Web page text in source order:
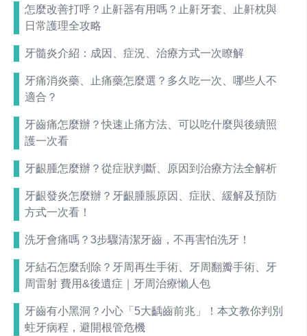
怎麼改善打呼？止鼾器有用嗎？止鼾牙套、止鼾枕與
日常護理全攻略
牙髓炎介紹：成因、症況、治療方式一次瞭解
牙痛消炎藥、止痛藥怎麼選？多久吃一次、哪些人不
適合？
牙齒痛怎麼辦？快速止痛方法、可以吃什麼與後續照
護一次看
牙齦腫怎麼辦？從症狀判斷、原因到治療方法全解析
牙齦發炎怎麼辦？牙齦腫脹原因、症狀、緩解及預防
方式一次看！
洗牙會痛嗎？3步驟清潔牙齒，不再害怕洗牙！
牙結石怎麼刮除？牙周再生手術、牙周翻瓣手術、牙
周雷射 費用&後遺症｜牙周治療懶人包
牙齒有小黑洞？小心「5大齲齒前兆」！本文教你判別
蛀牙病程，避開根管危機